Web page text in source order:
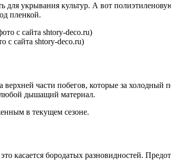
укрывания культур. А вот
пленкой.
с сайта shtory-deco.ru)
части побегов, которые за
любой дышащий материал.
в текущем сезоне.
касается бородатых разновидностей.